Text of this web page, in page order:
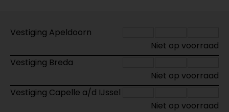
Vestiging Apeldoorn
Niet op voorraad
Vestiging Breda
Niet op voorraad
Vestiging Capelle a/d IJssel
Niet op voorraad